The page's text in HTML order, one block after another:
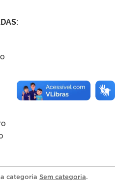
categoria Sem categoria.